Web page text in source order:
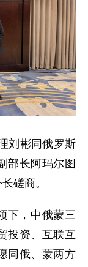
刘彬同俄罗斯
部长阿玛尔图
磋商。
下，中俄蒙三
投资、互联互
同俄、蒙两方